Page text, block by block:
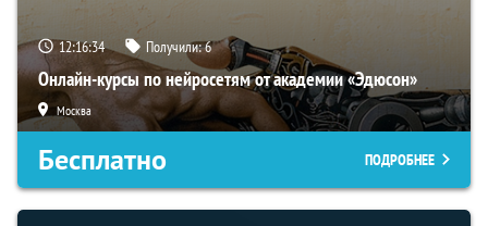
12:16:33 Получили:6
Онлайн-курсы по нейросетям от академии «Эдюсон»
Москва
Бесплатно ПОДРОБНЕЕ